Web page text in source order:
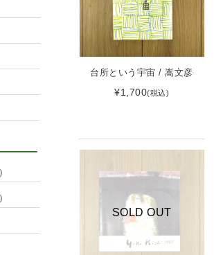
台所という宇宙 / 嵩文彦
¥1,700(税込)
SOLD OUT